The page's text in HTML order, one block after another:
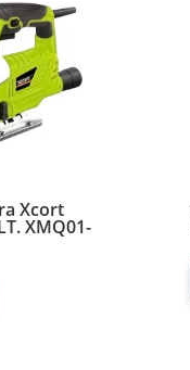
Xcort
XMQ01-